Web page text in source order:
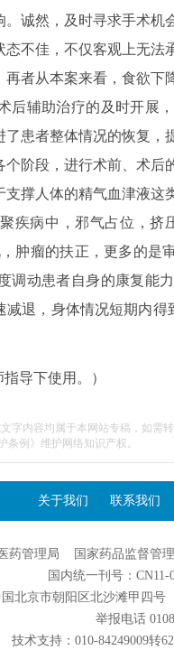
诚然，及时寻求手术
不佳，不仅客观上无
者从本案来看，食欲下
后辅助治疗的及时开展
患者整体情况的恢复
阶段，进行术前、术
撑人体的精气血津液
疾病中，邪气占位，挤
肿瘤的扶正，更多的是
调动患者自身的康复能
退，身体情况短期内
导下使用。）
字内容均属于本网站专稿，如需
例》维护网络知识产权。
关于我们 联系我们
药管理局 国家药品监督管
国内统一刊号：
国北京市朝阳区北沙滩甲四
举报电话
技术支持：010-84249009转